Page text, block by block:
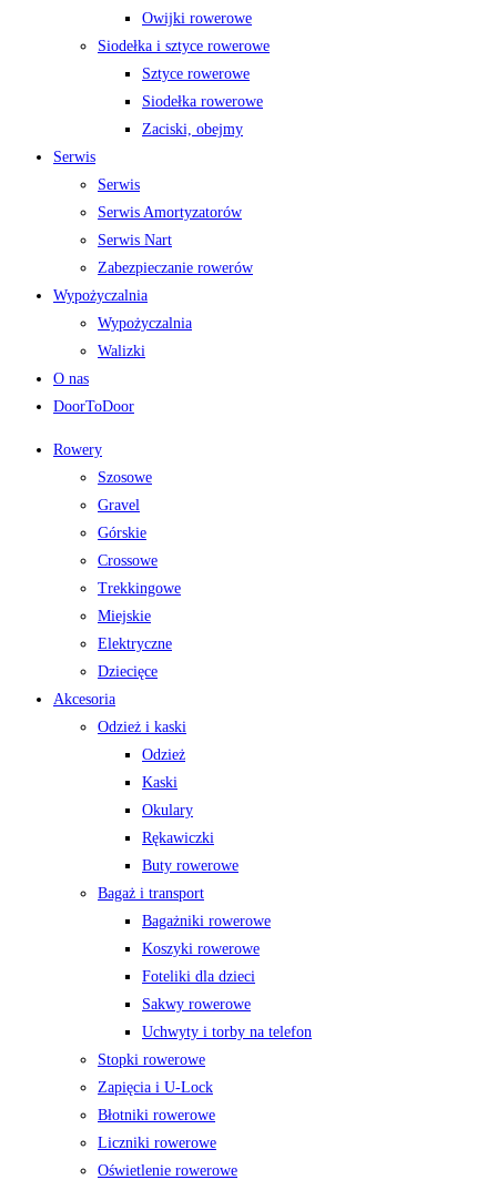
Owijki rowerowe
Siodełka i sztyce rowerowe
Sztyce rowerowe
Siodełka rowerowe
Zaciski, obejmy
Serwis
Serwis
Serwis Amortyzatorów
Serwis Nart
Zabezpieczanie rowerów
Wypożyczalnia
Wypożyczalnia
Walizki
O nas
DoorToDoor
Rowery
Szosowe
Gravel
Górskie
Crossowe
Trekkingowe
Miejskie
Elektryczne
Dziecięce
Akcesoria
Odzież i kaski
Odzież
Kaski
Okulary
Rękawiczki
Buty rowerowe
Bagaż i transport
Bagażniki rowerowe
Koszyki rowerowe
Foteliki dla dzieci
Sakwy rowerowe
Uchwyty i torby na telefon
Stopki rowerowe
Zapięcia i U-Lock
Błotniki rowerowe
Liczniki rowerowe
Oświetlenie rowerowe